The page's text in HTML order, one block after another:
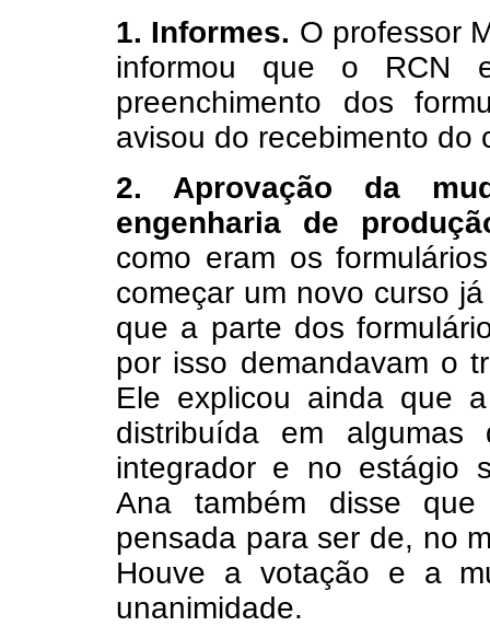
1. Informes. O professor
informou que o RCN
preenchimento dos
avisou do recebimento do
2. Aprovação da
engenharia de
como eram os
começar um novo curso
que a parte dos
por isso demandavam o
Ele explicou ainda que
distribuída em algumas
integrador e no estágio
Ana também disse
pensada para ser de, no
Houve a votação e a
unanimidade.